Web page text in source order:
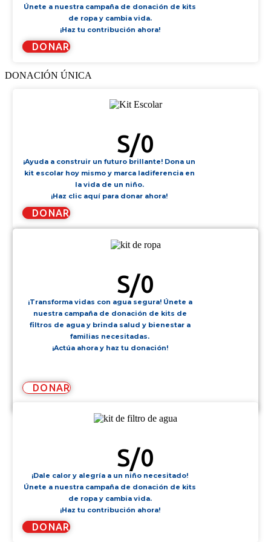
Únete a nuestra campaña de donación de kits
de ropa y cambia vida.
¡Haz tu contribución ahora!
DONAR
DONACIÓN ÚNICA
S/0
¡Ayuda a construir un futuro brillante! Dona un
kit escolar hoy mismo y marca ladiferencia en
la vida de un niño.
¡Haz clic aquí para donar ahora!
DONAR
S/0
¡Transforma vidas con agua segura! Únete a
nuestra campaña de donación de kits de
filtros de agua y brinda salud y bienestar a
familias necesitadas.
¡Actúa ahora y haz tu donación!
DONAR
S/0
¡Dale calor y alegría a un niño necesitado!
Únete a nuestra campaña de donación de kits
de ropa y cambia vida.
¡Haz tu contribución ahora!
DONAR